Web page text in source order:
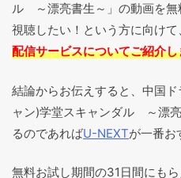
ル ～漂亮書生～」の動画を無
視聴したい！という方に向けて
配信サービスについてご紹介し
結論からお伝えすると、中国
ャン)学堂スキャンダル ～漂
るのであればU-NEXTが一番お
無料お試し期間の31日間にも